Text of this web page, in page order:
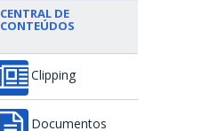
CENTRAL DE
CONTEÚDOS
Clipping
Documentos